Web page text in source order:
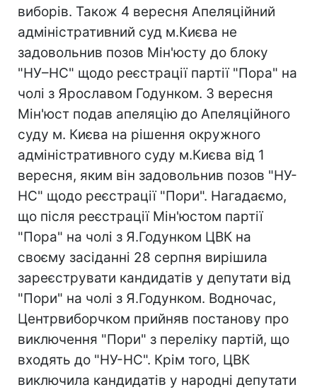
виборів. Також 4 вересня Апеляційний
адміністративний суд м.Києва не
задовольнив позов Мін'юсту до блоку
"НУ–НС" щодо реєстрації партії "Пора" на
чолі з Ярославом Годунком. 3 вересня
Мін'юст подав апеляцію до Апеляційного
суду м. Києва на рішення окружного
адміністративного суду м.Києва від 1
вересня, яким він задовольнив позов "НУ-
НС" щодо реєстрації "Пори". Нагадаємо,
що після реєстрації Мін'юстом партії
"Пора" на чолі з Я.Годунком ЦВК на
своєму засіданні 28 серпня вирішила
зареєструвати кандидатів у депутати від
"Пори" на чолі з Я.Годунком. Водночас,
Центрвиборчком прийняв постанову про
виключення "Пори" з переліку партій, що
входять до "НУ-НС". Крім того, ЦВК
виключила кандидатів у народні депутати